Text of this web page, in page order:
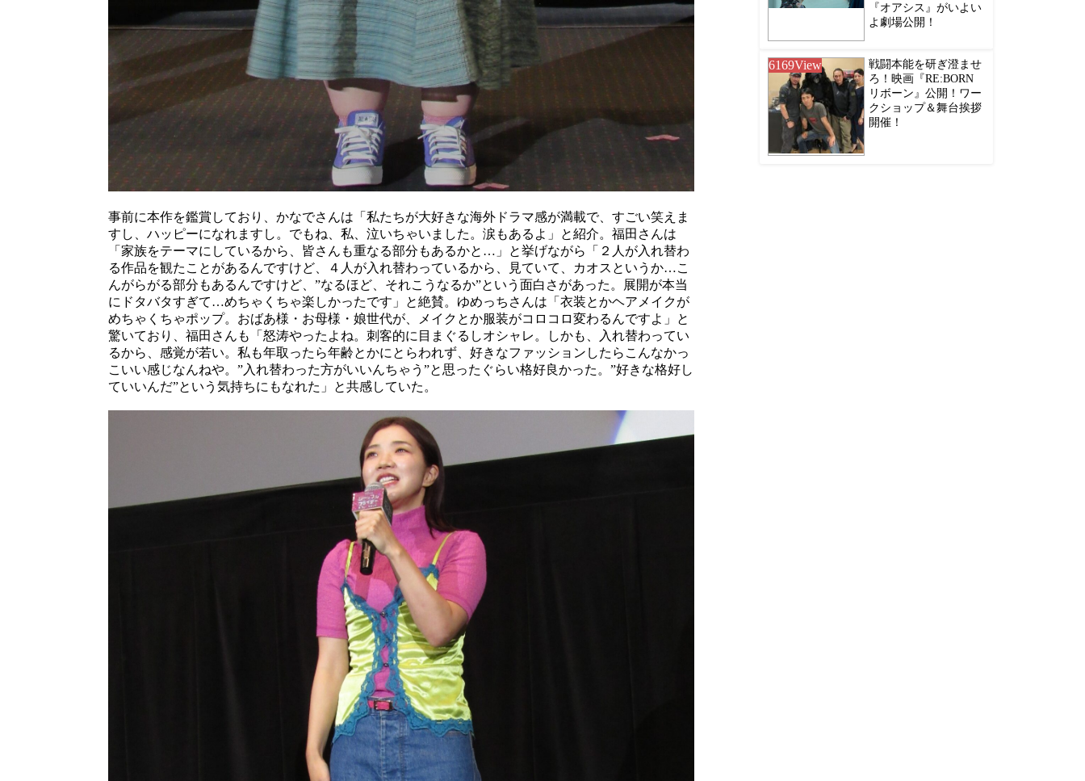
事前に本作を鑑賞しており、かなでさんは「私たちが大好きな海外ドラマ感が満載で、すごい笑えま
すし、ハッピーになれますし。でもね、私、泣いちゃいました。涙もあるよ」と紹介。福田さんは
「家族をテーマにしているから、皆さんも重なる部分もあるかと…」と挙げながら「２人が入れ替わ
る作品を観たことがあるんですけど、４人が入れ替わっているから、見ていて、カオスというか…こ
んがらがる部分もあるんですけど、”なるほど、それこうなるか”という面白さがあった。展開が本当
にドタバタすぎて…めちゃくちゃ楽しかったです」と絶賛。ゆめっちさんは「衣装とかヘアメイクが
めちゃくちゃポップ。おばあ様・お母様・娘世代が、メイクとか服装がコロコロ変わるんですよ」と
驚いており、福田さんも「怒涛やったよね。刺客的に目まぐるしオシャレ。しかも、入れ替わってい
るから、感覚が若い。私も年取ったら年齢とかにとらわれず、好きなファッションしたらこんなかっ
こいい感じなんねや。”入れ替わった方がいいんちゃう”と思ったぐらい格好良かった。”好き な格好し
ていいんだ”と い う気持ちに もなれた」と共感していた。
『オアシス』がいよい
よ劇場公開！
6169View
戦闘本能を研ぎ澄ませ
ろ！映画『RE:BORN
リボーン』公開！ワー
クショップ＆舞台挨拶
開催！